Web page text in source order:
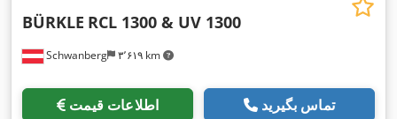
Schwanberg ۳٬۶۱۹ km
BÜRKLE RCL 1300 & UV 1300
اطلاعات قیمت تماس بگیرید